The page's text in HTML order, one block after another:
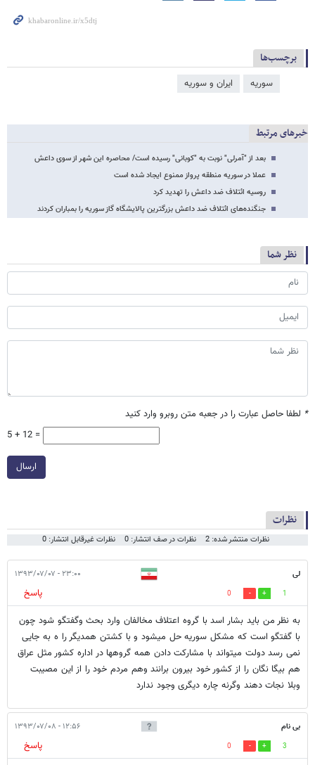
برچسب‌ها
سوریه ایران و سوریه
خبرهای مرتبط
بعد از "آمرلی" نوبت به "کوبانی" رسیده است/ محاصره این شهر از سوی داعش
عملا در سوریه منطقه پرواز ممنوع ایجاد شده است
روسیه ائتلاف ضد داعش را تهدید کرد
جنگنده‌های ائتلاف ضد داعش بزرگترین پالایشگاه گاز سوریه را بمباران کردند
نظر شما
* لطفا حاصل عبارت را در جعبه متن روبرو وارد کنید
5 + 12 =
ارسال
نظرات
نظرات منتشر شده: 2 نظرات در صف انتشار: 0 نظرات غیرقابل انتشار: 0
لی ۲۳:۰۰ - ۱۳۹۳/۰۷/۰۷
1
0
پاسخ
به نظر من باید بشار اسد با گروه اعتلاف مخالفان وارد بحث وگفتگو شود چون
با گفتگو است که مشکل سوریه حل میشود و با کشتن همدیگر را ه به جایی
نمی رسد دولت میتواند با مشارکت دادن همه گروهها در اداره کشور مثل عراق
هم بیگا نگان را از کشور خود بیرون برانند وهم مردم خود را از این مصیبت
وبلا نجات دهند وگرنه چاره دیگری وجود ندارد
بی نام ۱۲:۵۶ - ۱۳۹۳/۰۷/۰۸
3
0
پاسخ